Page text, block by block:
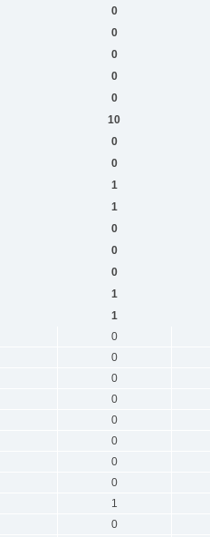
0
0
0
0
0
10
0
0
1
1
0
0
0
1
1
0
0
0
0
0
0
0
0
1
0